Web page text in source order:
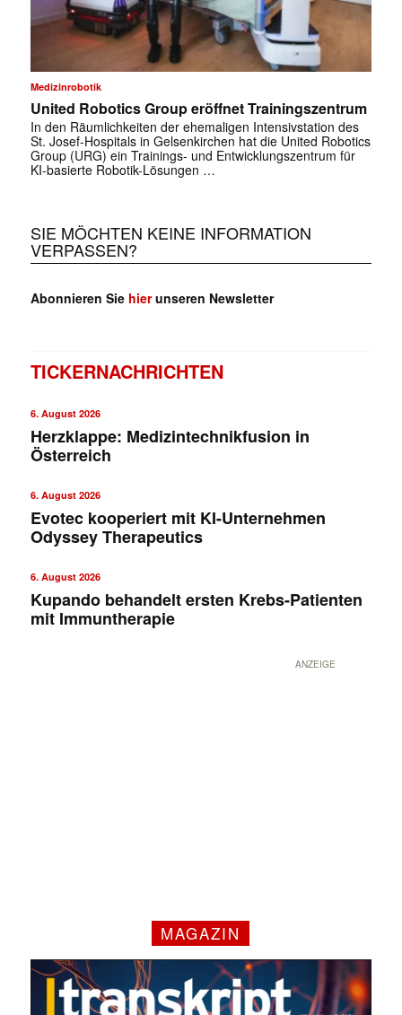
Medizinrobotik
United Robotics Group eröffnet Trainingszentrum
In den Räumlichkeiten der ehemaligen Intensivstation des
St. Josef-Hospitals in Gelsenkirchen hat die United Robotics
Group (URG) ein Trainings- und Entwicklungszentrum für
KI-basierte Robotik-Lösungen …
SIE MÖCHTEN KEINE INFORMATION
VERPASSEN?
Abonnieren Sie hierunseren Newsletter
TICKERNACHRICHTEN
6. August 2026
Herzklappe: Medizintechnikfusion in
Österreich
6. August 2026
Evotec kooperiert mit KI-Unternehmen
Odyssey Therapeutics
6. August 2026
Kupando behandelt ersten Krebs-Patienten
mit Immuntherapie
ANZEIGE
MAGAZIN